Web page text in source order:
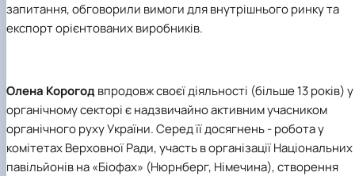
запитання, обговорили вимоги для внутрішнього ринку та
експорт орієнтованих виробників.
Олена Корогод впродовж своєї діяльності (більше 13 років) у
органічному секторі є надзвичайно активним учасником
органічного руху України. Серед її досягнень - робота у
комітетах Верховної Ради, участь в організації Національних
павільйонів на «Біофах» (Нюрнберг, Німечина), створення